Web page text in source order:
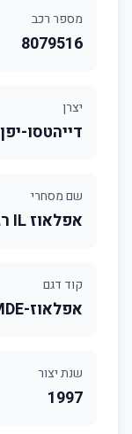
מספר רכב
8079516
יצרן
דייהטסו-יפן
שם מסחרי
אפלאוז IL רגיל
קוד דגם
אפלאוז-A101LS-GMDE
שנת יצור
1997